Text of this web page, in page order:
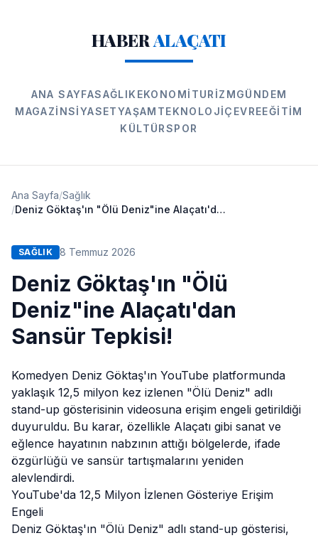
HABERALAÇATI
ANA SAYFASAĞLIK EKONOMI TURIZMGÜNDEM
MAGAZINSIYASETYAŞAM TEKNOLOJIÇEVREEĞITIM
KÜLTÜRSPOR
Ana Sayfa/Sağlık
/
Deniz Göktaş'ın "Ölü Deniz"ine Alaçatı'dan Sansür Tepkisi!
SAĞLIK 8 Temmuz 2026
Deniz Göktaş'ın "Ölü
Deniz"ine Alaçatı'dan
Sansür Tepkisi!
Komedyen Deniz Göktaş'ın YouTube platformunda
yaklaşık 12,5 milyon kez izlenen "Ölü Deniz" adlı
stand-up gösterisinin videosuna erişim engeli getirildiği
duyuruldu. Bu karar, özellikle Alaçatı gibi sanat ve
eğlence hayatının nabzının attığı bölgelerde, ifade
özgürlüğü ve sansür tartışmalarını yeniden
alevlendirdi.
YouTube'da 12,5 Milyon İzlenen Gösteriye Erişim
Engeli
Deniz Göktaş'ın "Ölü Deniz" adlı stand-up gösterisi,